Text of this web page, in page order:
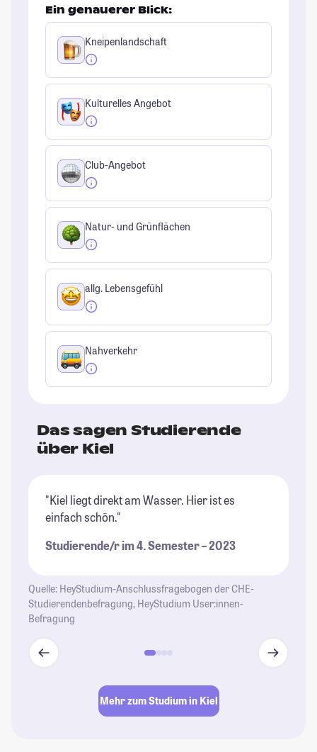
Ein genauerer Blick:
Kneipenlandschaft
Kulturelles Angebot
Club-Angebot
Natur- und Grünflächen
allg. Lebensgefühl
Nahverkehr
Das sagen Studierende
über Kiel
"Kiel liegt direkt am Wasser. Hier ist es
einfach schön."
Studierende/r im 4. Semester – 2023
Quelle: HeyStudium-Anschlussfragebogen der CHE-
Studierendenbefragung, HeyStudium User:innen-
Befragung
Mehr zum Studium in Kiel